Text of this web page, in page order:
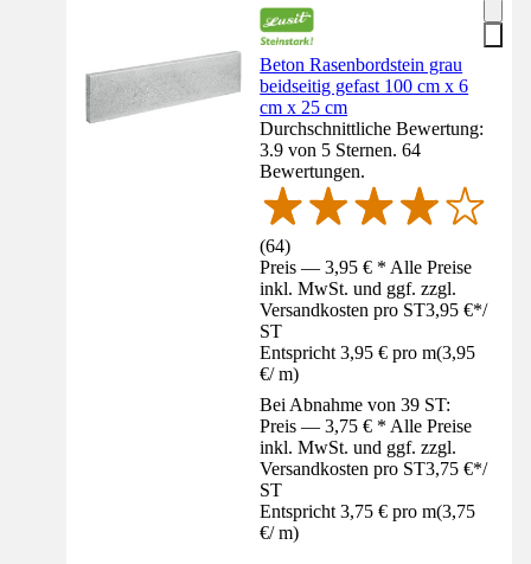
Beton Rasenbordstein grau
beidseitig gefast 100 cm x 6
cm x 25 cm
Durchschnittliche Bewertung:
3.9 von 5 Sternen. 64
Bewertungen.
(64)
Preis — 3,95 € * Alle Preise
inkl. MwSt. und ggf. zzgl.
Versandkosten pro ST3,95 €*/
ST
Entspricht 3,95 € pro m(3,95
€/ m)
Bei Abnahme von 39 ST:
Preis — 3,75 € * Alle Preise
inkl. MwSt. und ggf. zzgl.
Versandkosten pro ST3,75 €*/
ST
Entspricht 3,75 € pro m(3,75
€/ m)